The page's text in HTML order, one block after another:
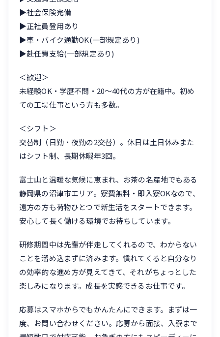
▶社会保険完備
▶正社員登用あり
▶車・バイク通勤OK(一部規定あり)
▶赴任費支給(一部規定あり)
＜歓迎＞
未経験OK・学歴不問・20〜40代の方が在籍中。初め
ての工場仕事という方も多数。
＜シフト＞
交替制（日勤・夜勤の2交替）。休日は土日休みまた
はシフト制、長期休暇年3回。
富士山と温暖な気候に恵まれ、お茶の名産地でもある
静岡県の沼津市エリア。寮費無料・即入寮OKなので、
遠方の方も荷物ひとつで新生活をスタートできます。
安心して長く働ける環境でお待ちしています。
研修期間中は先輩が伴走してくれるので、わからない
ことを溜め込まずに済みます。慣れてくると自分なり
の効率的な進め方が見えてきて、それがちょっとした
楽しみになります。成長を実感できるお仕事です。
応募はスマホからでもかんたんにできます。まずは一
度、お問い合わせください。応募から面接、入寮まで